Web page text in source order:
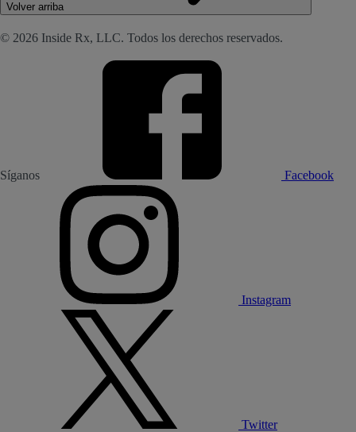
Volver arriba
© 2026 Inside Rx, LLC. Todos los derechos reservados.
Síganos Facebook
Instagram
Twitter